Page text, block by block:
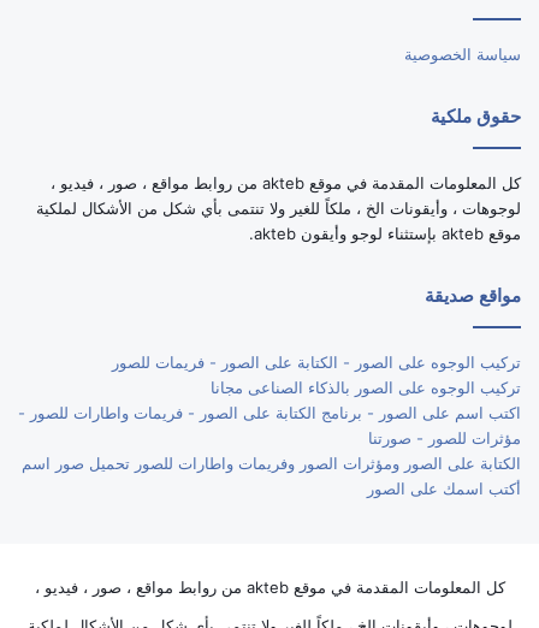
سياسة الخصوصية
حقوق ملكية
كل المعلومات المقدمة في موقع akteb من روابط مواقع ، صور ، فيديو ،
لوجوهات ، وأيقونات الخ ، ملكاً للغير ولا تنتمى بأي شكل من الأشكال لملكية
موقع akteb بإستثناء لوجو وأيقون akteb.
مواقع صديقة
تركيب الوجوه على الصور - الكتابة على الصور - فريمات للصور
تركيب الوجوه على الصور بالذكاء الصناعى مجانا
اكتب اسم على الصور - برنامج الكتابة على الصور - فريمات واطارات للصور -
مؤثرات للصور - صورتنا
الكتابة على الصور ومؤثرات الصور وفريمات واطارات للصور تحميل صور اسم
أكتب اسمك على الصور
كل المعلومات المقدمة في موقع akteb من روابط مواقع ، صور ، فيديو ،